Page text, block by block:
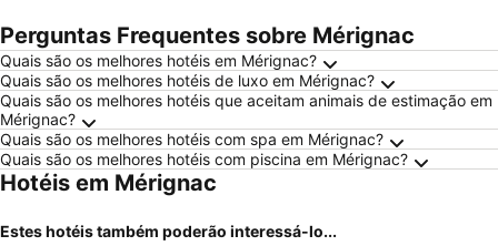
Perguntas Frequentes sobre Mérignac
Quais são os melhores hotéis em Mérignac?
Quais são os melhores hotéis de luxo em Mérignac?
Quais são os melhores hotéis que aceitam animais de estimação em
Mérignac?
Quais são os melhores hotéis com spa em Mérignac?
Quais são os melhores hotéis com piscina em Mérignac?
Hotéis em Mérignac
Estes hotéis também poderão interessá-lo...